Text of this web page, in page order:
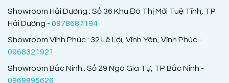
Showroom Hải Dương : Số 36 Khu Đô Thị Mới Tuệ Tĩnh, TP
Hải Dương - 0978687194
Showroom Vĩnh Phúc : 32 Lê Lợi, Vĩnh Yên, Vĩnh Phúc -
0968321921
Showroom Bắc Ninh : Số 29 Ngô Gia Tự, TP Bắc Ninh -
0969895626